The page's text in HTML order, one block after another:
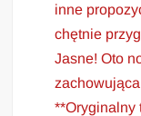
inne
chętnie
Jasne! Oto
**Oryginalny